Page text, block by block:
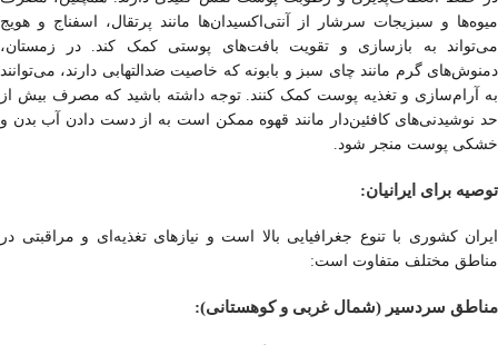
میوه‌ها و سبزیجات سرشار از آنتی‌اکسیدان‌ها مانند پرتقال، اسفناج و هویج
می‌تواند به بازسازی و تقویت بافت‌های پوستی کمک کند. در زمستان،
دمنوش‌های گرم مانند چای سبز و بابونه که خاصیت ضدالتهابی دارند، می‌توانند
به آرام‌سازی و تغذیه پوست کمک کنند. توجه داشته باشید که مصرف بیش از
حد نوشیدنی‌های کافئین‌دار مانند قهوه ممکن است به از دست دادن آب بدن و
خشکی پوست منجر شود.
توصیه برای ایرانیان:
ایران کشوری با تنوع جغرافیایی بالا است و نیازهای تغذیه‌ای و مراقبتی در
مناطق مختلف متفاوت است:
مناطق سردسیر (شمال غربی و کوهستانی):